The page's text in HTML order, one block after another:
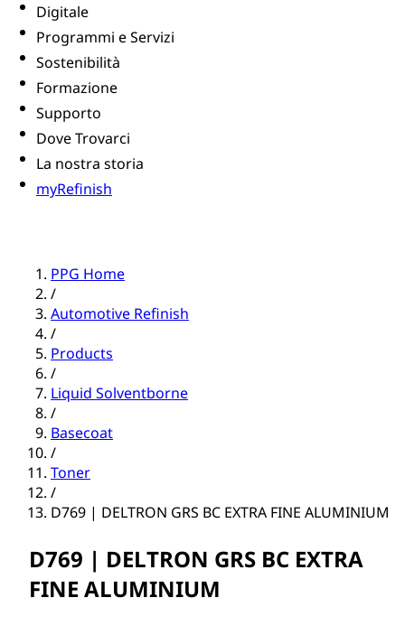
Digitale
Programmi e Servizi
Sostenibilità
Formazione
Supporto
Dove Trovarci
La nostra storia
myRefinish
PPG Home
/
Automotive Refinish
/
Products
/
Liquid Solventborne
/
Basecoat
/
Toner
/
D769 | DELTRON GRS BC EXTRA FINE ALUMINIUM
D769 | DELTRON GRS BC EXTRA
FINE ALUMINIUM